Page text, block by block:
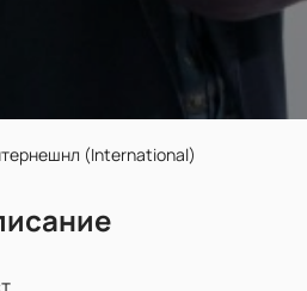
(International)